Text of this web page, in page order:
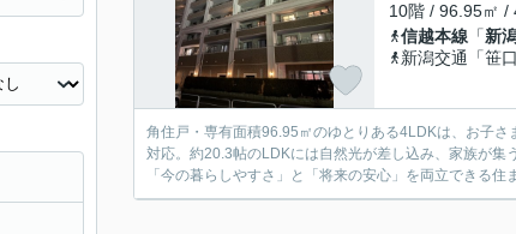
10階 / 96.95㎡ /
信越本線 「新
新潟交通「笹
角住戸・専有面積96.95㎡のゆとりある4LDKは、お子
対応。約20.3帖のLDKには自然光が差し込み、家族が集
「今の暮らしやすさ」と「将来の安心」を両立できる